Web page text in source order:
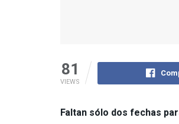
81
VIEWS
Faltan sólo dos fechas